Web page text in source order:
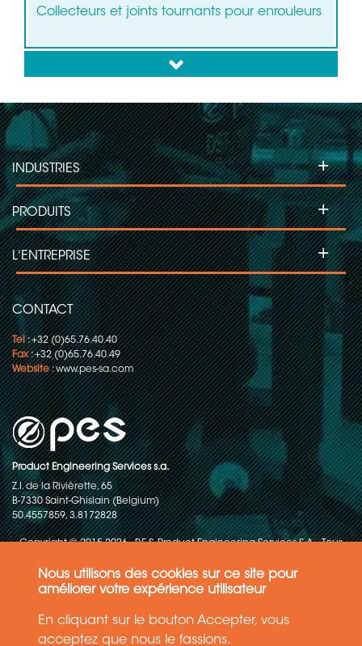
Nous utilisons des cookies sur ce site pour
améliorer votre expérience utilisateur
En cliquant sur le bouton Accepter, vous
acceptez que nous le fassions.
Collecteurs et joints tournants pour enrouleurs
down
CONTACT
Tel: +32 (0)65.76.40.40
Fax: +32 (0)65.76.40.49
Website:www.pes-sa.com
Product Engineering Services s.a.
Z.I. de la Rivièrette, 65
B-7330 Saint-Ghislain (Belgium)
50.4557859, 3.8172828
INDUSTRIES +
PRODUITS +
L'ENTREPRISE +
Copyright © 2015-2026 - P.E.S. Product Engineering Services S.A. - Tous
Politique de protection des données
Conditions générales de ventes